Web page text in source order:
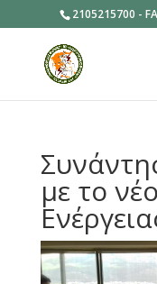
2105215700 -
με το